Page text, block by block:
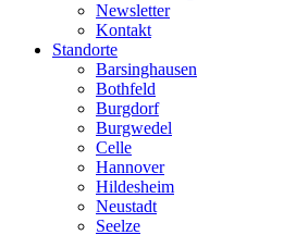
Newsletter
Kontakt
Standorte
Barsinghausen
Bothfeld
Burgdorf
Burgwedel
Celle
Hannover
Hildesheim
Neustadt
Seelze